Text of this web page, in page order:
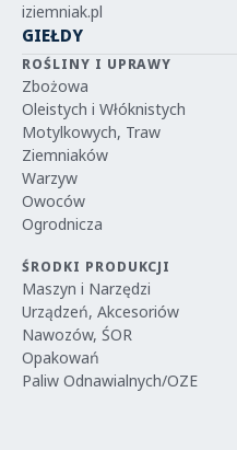
iziemniak.pl
GIEŁDY
ROŚLINY I UPRAWY
Zbożowa
Oleistych i Włóknistych
Motylkowych, Traw
Ziemniaków
Warzyw
Owoców
Ogrodnicza
ŚRODKI PRODUKCJI
Maszyn i Narzędzi
Urządzeń, Akcesoriów
Nawozów, ŚOR
Opakowań
Paliw Odnawialnych/OZE